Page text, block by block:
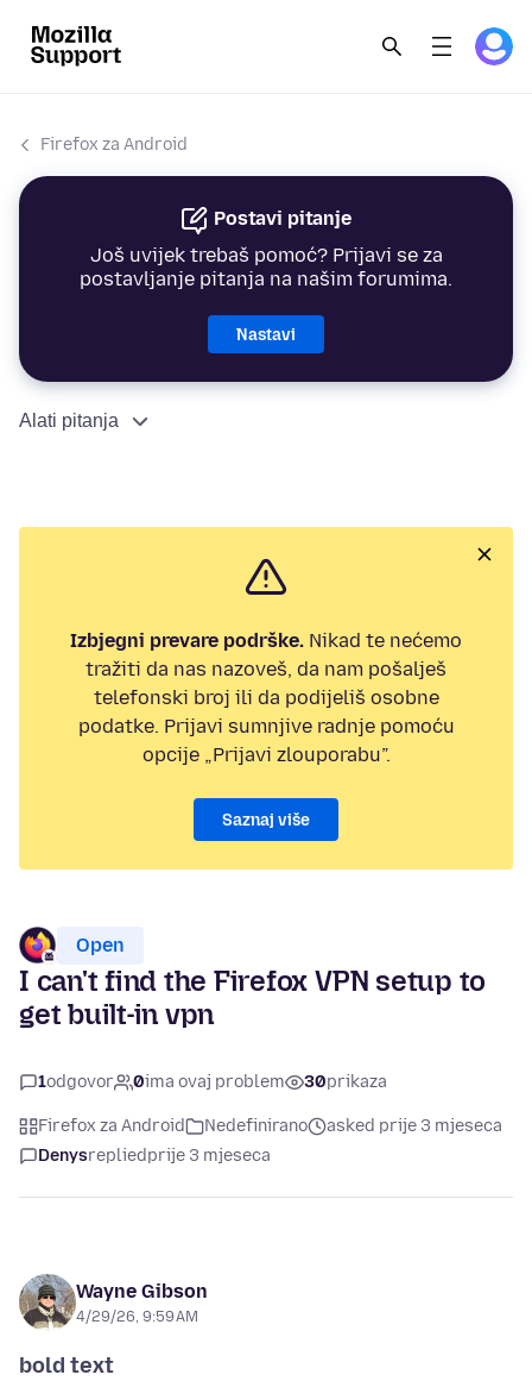
Firefox za Android
Postavi pitanje
Još uvijek trebaš pomoć? Prijavi se za
postavljanje pitanja na našim forumima.
Nastavi
Alati pitanja
Izbjegni prevare podrške. Nikad te nećemo
tražiti da nas nazoveš, da nam pošalješ
telefonski broj ili da podijeliš osobne
podatke. Prijavi sumnjive radnje pomoću
opcije „Prijavi zlouporabu”.
Saznaj više
Open
I can't find the Firefox VPN setup to
get built-in vpn
1odgovor 0ima ovaj problem 30prikaza
Firefox za Android Nedefinirano
asked prije 3 mjeseca
Denysrepliedprije 3 mjeseca
Wayne Gibson
4/29/26, 9:59 AM
bold text